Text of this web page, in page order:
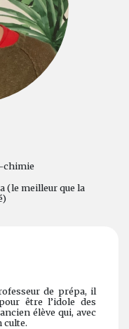
chimie
(le meilleur que la
de prépa, il
être l’idole des
élève qui, avec
culte.